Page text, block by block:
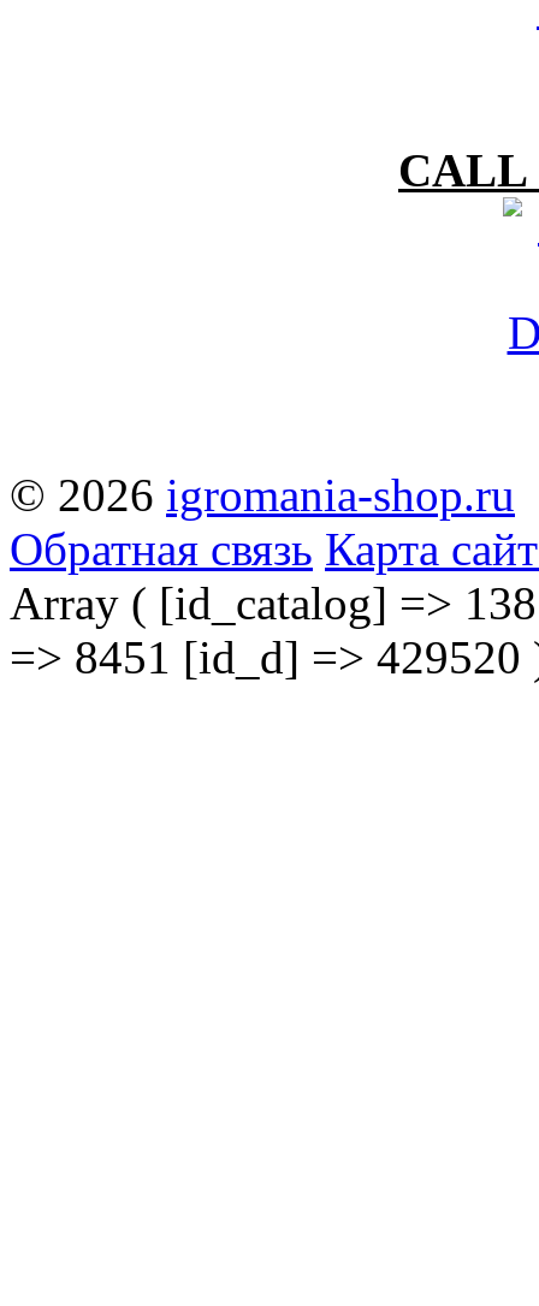
CALL
© 2026 igromania-shop.ru
Обратная связь Карта
Array ( [id_catalog] =>
=> 8451 [id_d] => 429520